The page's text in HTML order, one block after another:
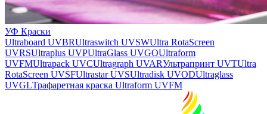
УФ Краски
Ultraboard UVBRUltraswitch UVSWUltra RotaScreen
UVRSUltraplus UVPUltraGlass UVGOUltraform
UVFMUltrapack UVCUltragraph UVARУльтрапринт UVTUltra
RotaScreen UVSFUltrastar UVSUltradisk UVODUltraglass
UVGLТрафаретная краска Ultraform UVFM